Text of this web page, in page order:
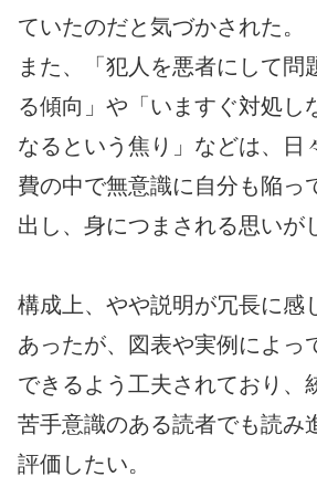
ていたのだと気づかされた。
また、「犯人を悪者にして問
る傾向」や「いますぐ対処し
なるという焦り」などは、日
費の中で無意識に自分も陥っ
出し、身につまされる思いが
構成上、やや説明が冗長に感
あったが、図表や実例によっ
できるよう工夫されており、
苦手意識のある読者でも読み
評価したい。